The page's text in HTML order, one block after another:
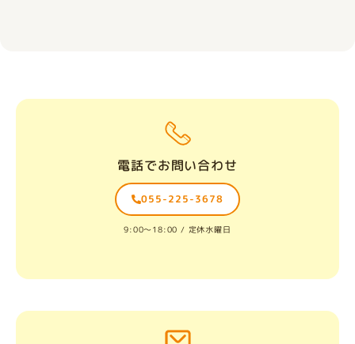
電話でお問い合わせ
055-225-3678
9:00〜18:00 / 定休水曜日